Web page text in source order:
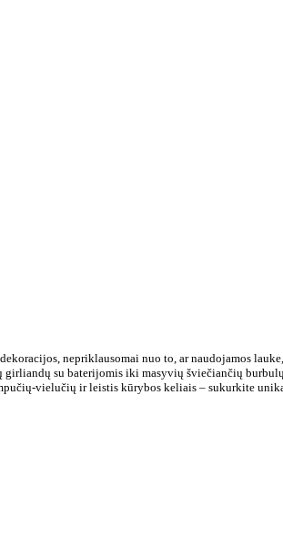
nepriklausomai nuo to, ar naudojamos
su baterijomis iki masyvių šviečiančių
vielučių ir leistis kūrybos keliais – sukurkite